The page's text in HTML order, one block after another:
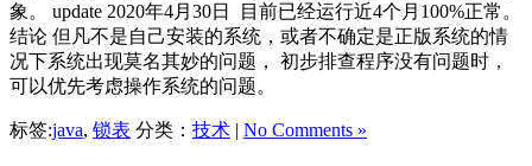
象。 update 2020年4月30日 目前已经运行近4个月100%正常。
结论 但凡不是自己安装的系统，或者不确定是正版系统的情
况下系统出现莫名其妙的问题， 初步排查程序没有问题时，
可以优先考虑操作系统的问题。
标签:java, 锁表 分类： 技术 | No Comments »